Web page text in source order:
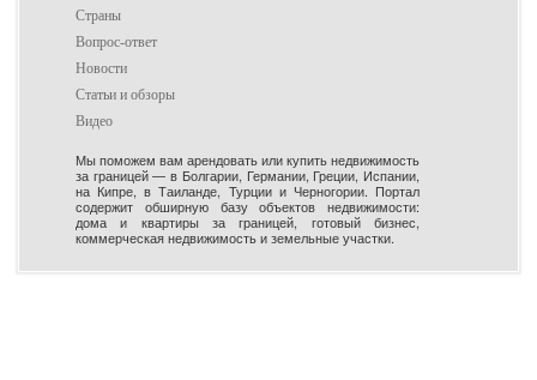
Страны
Вопрос-ответ
Новости
Статьи и обзоры
Видео
Мы поможем вам арендовать или купить недвижимость
за границей — в Болгарии, Германии, Греции, Испании,
на Кипре, в Таиланде, Турции и Черногории. Портал
содержит обширную базу объектов недвижимости:
дома и квартиры за границей, готовый бизнес,
коммерческая недвижимость и земельные участки.